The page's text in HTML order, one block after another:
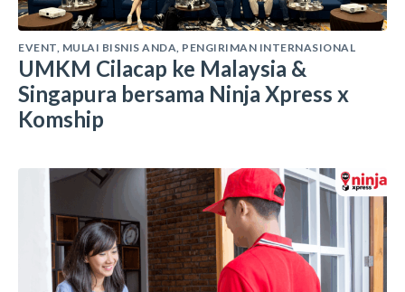
EVENT, MULAI BISNIS ANDA, PENGIRIMAN INTERNASIONAL
UMKM Cilacap ke Malaysia &
Singapura bersama Ninja Xpress x
Komship